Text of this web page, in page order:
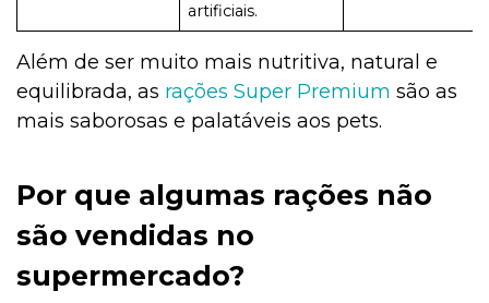
artificiais.
Além de ser muito mais nutritiva, natural e
equilibrada, as rações Super Premium são as
mais saborosas e palatáveis aos pets.
Por que algumas rações não
são vendidas no
supermercado?